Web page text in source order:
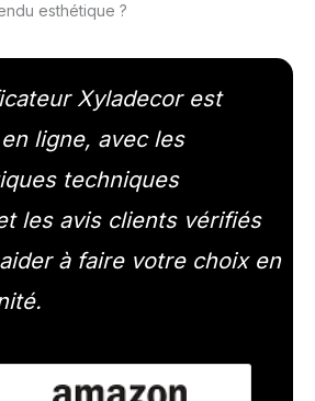
esthétique ?
Xyladecor est
ligne, avec les
techniques
les avis clients vérifiés
à faire votre choix en